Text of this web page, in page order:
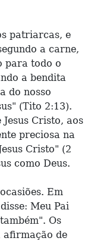
patriarcas, e
a carne,
para todo o
a bendita
do nosso
(Tito 2:13).
Cristo, aos
preciosa na
Cristo" (2
como Deus.
Em
Meu Pai
Os
afirmação de